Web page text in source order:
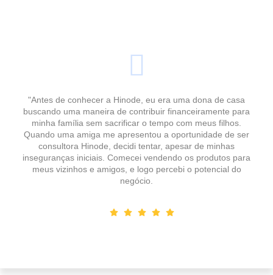
"Antes de conhecer a Hinode, eu era uma dona de casa
buscando uma maneira de contribuir financeiramente para
minha família sem sacrificar o tempo com meus filhos.
Quando uma amiga me apresentou a oportunidade de ser
consultora Hinode, decidi tentar, apesar de minhas
inseguranças iniciais. Comecei vendendo os produtos para
meus vizinhos e amigos, e logo percebi o potencial do
negócio.